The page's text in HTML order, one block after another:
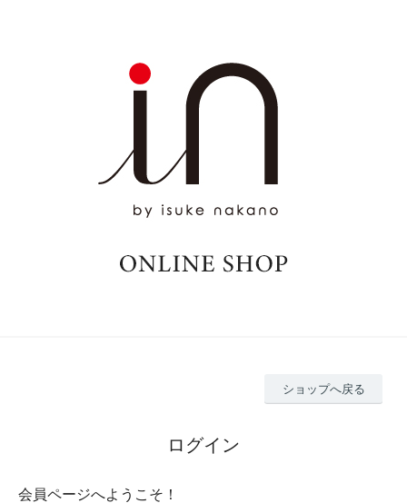
ショップへ戻る
ログイン
会員ページへようこそ！